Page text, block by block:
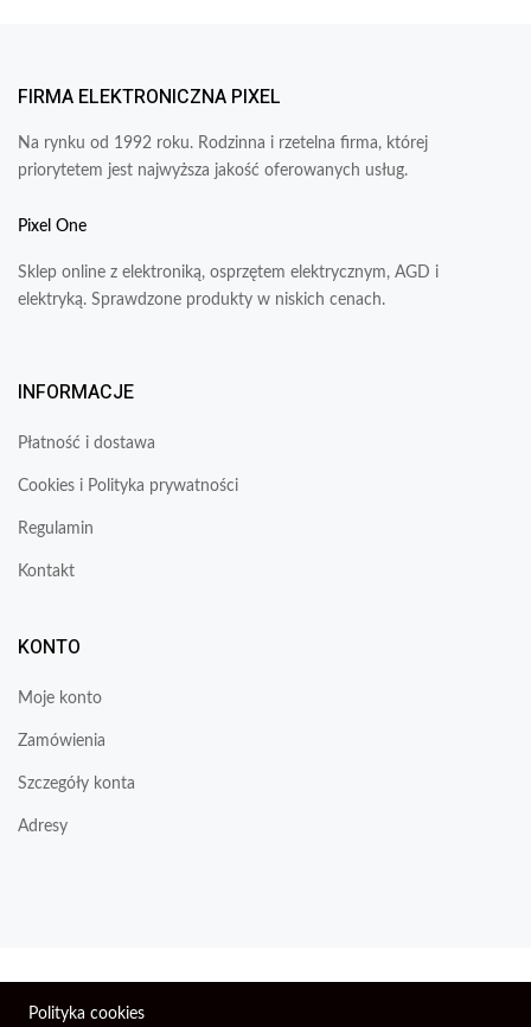
FIRMA ELEKTRONICZNA PIXEL
Na rynku od 1992 roku. Rodzinna i rzetelna firma, której
priorytetem jest najwyższa jakość oferowanych usług.
Pixel One
Sklep online z elektroniką, osprzętem elektrycznym, AGD i
elektryką. Sprawdzone produkty w niskich cenach.
INFORMACJE
Płatność i dostawa
Cookies i Polityka prywatności
Regulamin
Kontakt
KONTO
Moje konto
Zamówienia
Szczegóły konta
Adresy
Wszelkie prawa zastrzeżone © 2026 | Firma Elektroniczna
Polityka cookies